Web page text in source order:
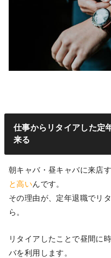
仕事からリタイアした定
来る
朝キャバ・昼キャバに来店
と高いんです。
その理由が、定年退職でリ
ら。
リタイアしたことで昼間に
バを利用します。